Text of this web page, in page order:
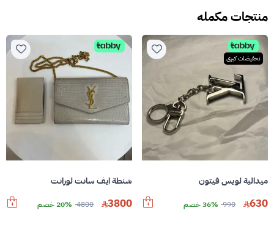
منتجات مكمله
تخفيضات كبرى
ميدالية لويس فيتون
630
990 36% خصم
شنطة ايف سانت لورانت
3800
4800 20% خصم